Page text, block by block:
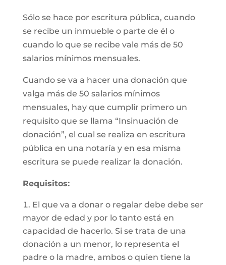
Sólo se hace por escritura pública, cuando
se recibe un inmueble o parte de él o
cuando lo que se recibe vale más de 50
salarios mínimos mensuales.
Cuando se va a hacer una donación que
valga más de 50 salarios mínimos
mensuales, hay que cumplir primero un
requisito que se llama “Insinuación de
donación”, el cual se realiza en escritura
pública en una notaría y en esa misma
escritura se puede realizar la donación.
Requisitos:
El que va a donar o regalar debe debe ser
mayor de edad y por lo tanto está en
capacidad de hacerlo. Si se trata de una
donación a un menor, lo representa el
padre o la madre, ambos o quien tiene la